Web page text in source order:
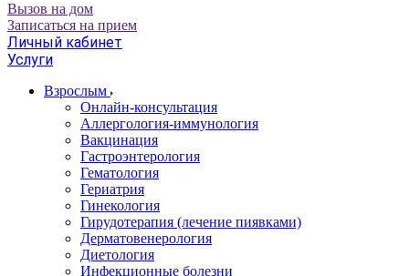
Вызов на дом
Записаться на прием
Личный кабинет
Услуги
Взрослым
Онлайн-консультация
Аллергология-иммунология
Вакцинация
Гастроэнтерология
Гематология
Гериатрия
Гинекология
Гирудотерапия (лечение пиявками)
Дерматовенерология
Диетология
Инфекционные болезни